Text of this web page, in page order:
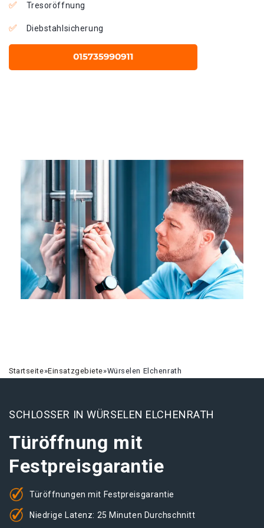
Tresoröffnung
Diebstahlsicherung
Startseite»Einsatzgebiete»Würselen Elchenrath
SCHLOSSER IN WÜRSELEN ELCHENRATH
Türöffnung mit
Festpreisgarantie
Türöffnungen mit Festpreisgarantie
Niedrige Latenz: 25 Minuten Durchschnitt